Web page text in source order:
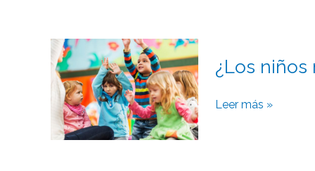
¿Los niños
niños
guardería?
Leer más »